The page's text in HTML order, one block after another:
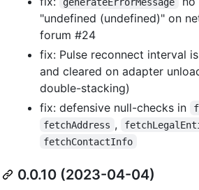
"undefined (undefined)" on
forum #24
fix: Pulse reconnect interval
and cleared on adapter
double-stacking)
fix: defensive null-checks in
fetchAddress ,
fetchContactInfo
0.0.10 (2023-04-04)